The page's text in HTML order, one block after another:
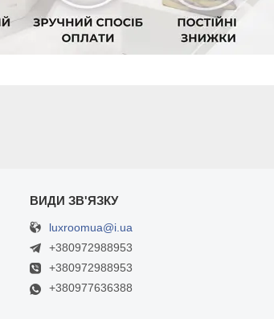
luxroomua@i.ua
+380972988953
+380972988953
+380977636388